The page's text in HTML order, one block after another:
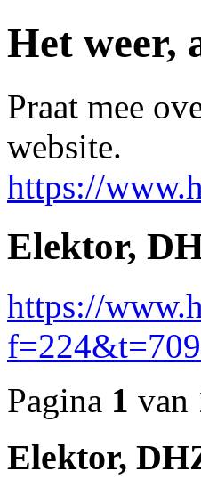
Het weer,
Praat mee
website.
https://
Elektor,
https://
Pagina 1 van
Elektor,